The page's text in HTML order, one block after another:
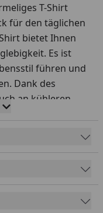
T-Shirt
für den täglichen
bietet Ihnen
Es ist
führen und
Dank des
an kühleren
sich durch
Verarbeitung ist
Material fühlt sich
für ein